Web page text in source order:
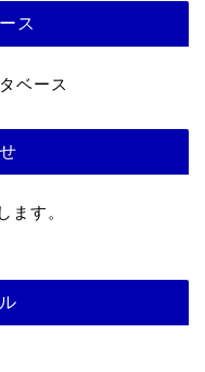
ス
ベース
ます。